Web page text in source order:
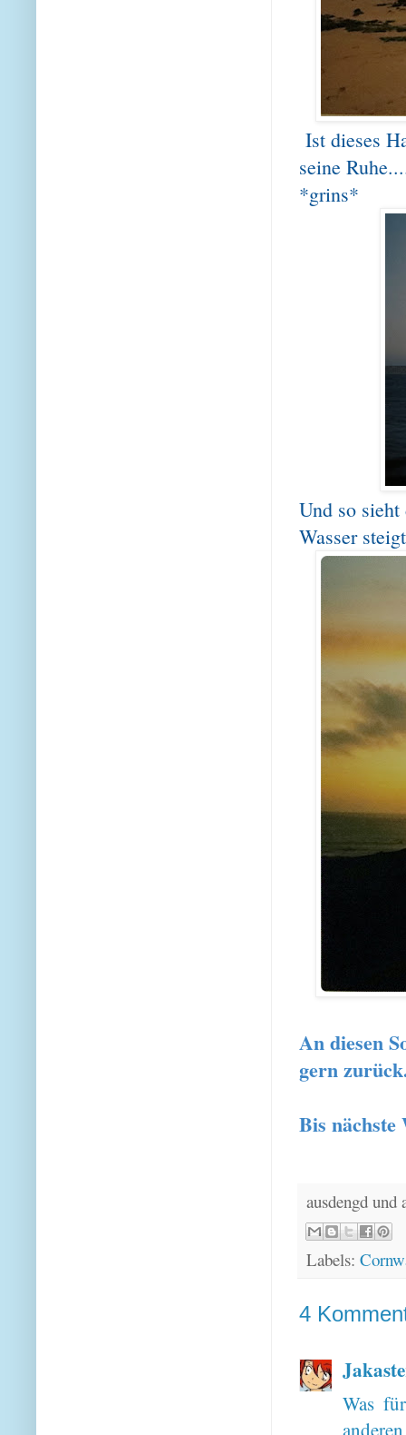
Ist dieses
seine
*grins*
Und so
Wasser
An diesen
gern
Bis nächste
ausdengd
Labels:
4
Was